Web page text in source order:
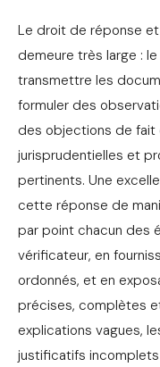
Le droit de réponse
demeure très large :
transmettre les
formuler des
des objections de
jurisprudentielles et
pertinents. Une
cette réponse de
par point chacun des
vérificateur, en
ordonnés, et en
précises, complètes
explications vagues,
justificatifs